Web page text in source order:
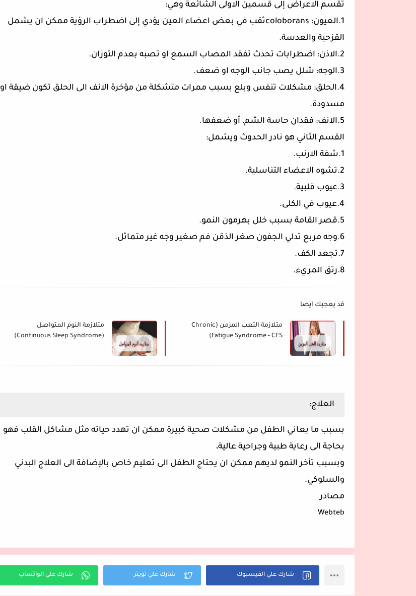
تقسم الاعراض إلى قسمين الاولى الشائعة وهي:
1.العيون: coloboransثقب في بعض اعضاء العين يؤدي إلى اضطراب الرؤية ممكن ان يشمل
القزحية والعدسة.
2.الاذن: اضطرابات تحدث تفقد المصاب السمع او تصبه بعدم التوزان.
3.الوجه: شلل يصب جانب الوجه او ضعف.
4.الحلق: مشكلات تنفس وبلع بسبب ممرات متشكلة من مؤخرة الانف الى الحلق تكون ضيقة او
مسدودة.
5.الانف: فقدان حاسة الشم، أو ضعفها.
القسم الثاني هو نادر الحدوث ويشمل:
1.شفة الارنب.
2.تشوه الاعضاء التناسلية.
3.عيوب قلبية.
4.عيوب في الكلى.
5.قصر القامة بسبب خلل بهرمون النمو.
6.وجه مربع تدلي الجفون صغر الذقن فم صغير وجه غير متماثل.
7.تجعد الكف.
8.رتق المريء.
قد يعجبك ايضا
متلازمة التعب المزمن (Chronic
Fatigue Syndrome - CFS)
متلازمة النوم المتواصل
(Continuous Sleep Syndrome)
العلاج:
بسبب ما يعاني الطفل من مشكلات صحية كبيرة ممكن ان تهدد حياته مثل مشاكل القلب فهو
بحاجة الى رعاية طبية وجراحية عالية،
وبسبب تأخر النمو لديهم ممكن ان يحتاج الطفل الى تعليم خاص بالإضافة الى العلاج البدني
والسلوكي.
مصادر
Webteb